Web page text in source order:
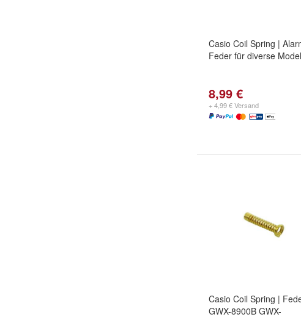
Casio Coil Spring |
Feder für diverse
8,99 €
+ 4,99 € Versand
Casio Coil Spring |
GWX-8900B GWX-